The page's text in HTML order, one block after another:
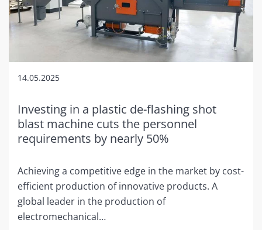
14.05.2025
Investing in a plastic de-flashing shot
blast machine cuts the personnel
requirements by nearly 50%
Achieving a competitive edge in the market by cost-
efficient production of innovative products. A
global leader in the production of
electromechanical…